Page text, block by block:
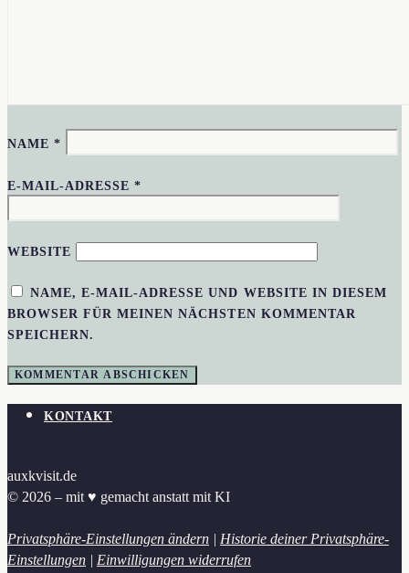
NAME*
E-MAIL-ADRESSE*
WEBSITE
NAME, E-MAIL-ADRESSE UND WEBSITE IN DIESEM
BROWSER FÜR MEINEN NÄCHSTEN KOMMENTAR
SPEICHERN.
KONTAKT
auxkvisit.de
© 2026 – mit ♥︎ gemacht anstatt mit KI
Privatsphäre-Einstellungen ändern | Historie deiner Privatsphäre-
Einstellungen | Einwilligungen widerrufen